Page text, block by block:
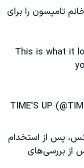
تامپسون را برای
This is what it
پس از استخدام
از بررسی‌های